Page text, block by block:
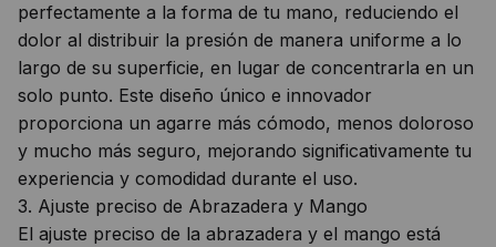
perfectamente a la forma de tu mano, reduciendo el
dolor al distribuir la presión de manera uniforme a lo
largo de su superficie, en lugar de concentrarla en un
solo punto. Este diseño único e innovador
proporciona un agarre más cómodo, menos doloroso
y mucho más seguro, mejorando significativamente tu
experiencia y comodidad durante el uso.
3. Ajuste preciso de Abrazadera y Mango
El ajuste preciso de la abrazadera y el mango está